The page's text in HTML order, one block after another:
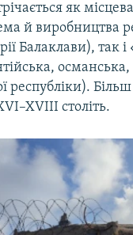
як
й виробництва
Балаклави), так і
османська,
республіки).
століть.